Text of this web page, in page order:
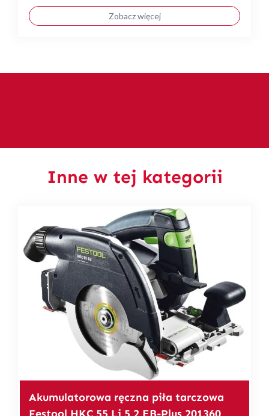
Zobacz więcej
Inne w tej kategorii
Akumulatorowa ręczna piła tarczowa